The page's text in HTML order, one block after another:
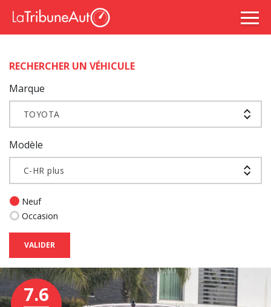
RECHERCHER UN VÉHICULE
Marque
TOYOTA
Modèle
C-HR plus
Neuf
Occasion
VALIDER
7.6